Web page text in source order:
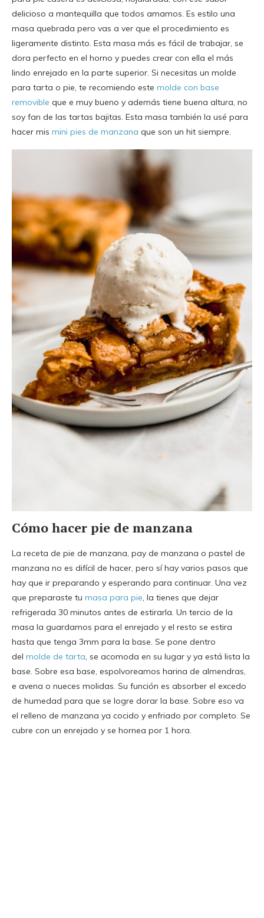
delicioso a mantequilla que todos amamos. Es estilo una
masa quebrada pero vas a ver que el procedimiento es
ligeramente distinto. Esta masa más es fácil de trabajar, se
dora perfecto en el horno y puedes crear con ella el más
lindo enrejado en la parte superior. Si necesitas un molde
para tarta o pie, te recomiendo este molde con base
removible que e muy bueno y además tiene buena altura, no
soy fan de las tartas bajitas. Esta masa también la usé para
hacer mis mini pies de manzana que son un hit siempre.
Cómo hacer pie de manzana
La receta de pie de manzana, pay de manzana o pastel de
manzana no es difícil de hacer, pero sí hay varios pasos que
hay que ir preparando y esperando para continuar. Una vez
que preparaste tu masa para pie, la tienes que dejar
refrigerada 30 minutos antes de estirarla. Un tercio de la
masa la guardamos para el enrejado y el resto se estira
hasta que tenga 3mm para la base. Se pone dentro
del molde de tarta, se acomoda en su lugar y ya está lista la
base. Sobre esa base, espolvoreamos harina de almendras,
e avena o nueces molidas. Su función es absorber el excedo
de humedad para que se logre dorar la base. Sobre eso va
el relleno de manzana ya cocido y enfriado por completo. Se
cubre con un enrejado y se hornea por 1 hora.